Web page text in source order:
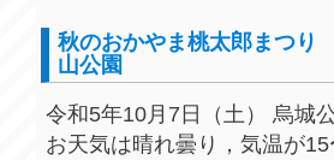
秋のおかやま桃太郎まつ
山公園
令和5年10月7日（土） 烏城
お天気は晴れ曇り，気温が